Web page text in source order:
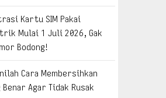
Kartu SIM Pakai
Mulai 1 Juli 2026, Gak
Bodong!
Cara Membersihkan
Benar Agar Tidak Rusak